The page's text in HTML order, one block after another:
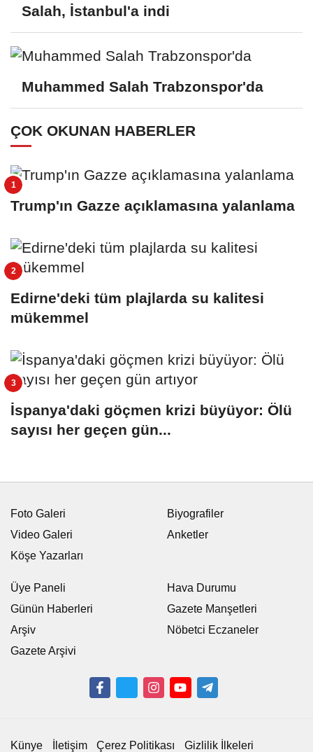
Salah, İstanbul'a indi
Muhammed Salah Trabzonspor'da
ÇOK OKUNAN HABERLER
Trump'ın Gazze açıklamasına yalanlama
Edirne'deki tüm plajlarda su kalitesi
mükemmel
İspanya'daki göçmen krizi büyüyor: Ölü
sayısı her geçen gün...
Foto Galeri
Video Galeri
Köşe Yazarları
Biyografiler
Anketler
Üye Paneli
Günün Haberleri
Arşiv
Gazete Arşivi
Hava Durumu
Gazete Manşetleri
Nöbetci Eczaneler
Künye İletişim Çerez Politikası Gizlilik İlkeleri